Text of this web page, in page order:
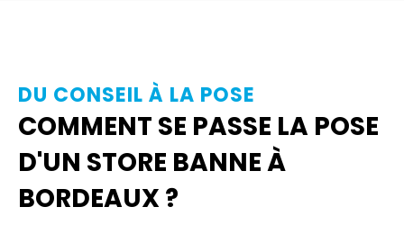
DU CONSEIL À LA POSE
COMMENT SE PASSE LA POSE
D'UN STORE BANNE À
BORDEAUX ?